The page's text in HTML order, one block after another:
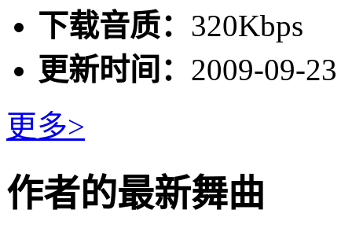
下载音质： 320Kbps
更新时间： 2009-09-23
更多>
作者的最新舞曲